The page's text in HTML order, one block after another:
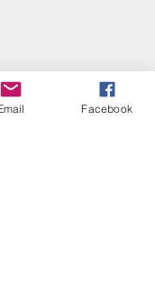
equipar tu
Facebook